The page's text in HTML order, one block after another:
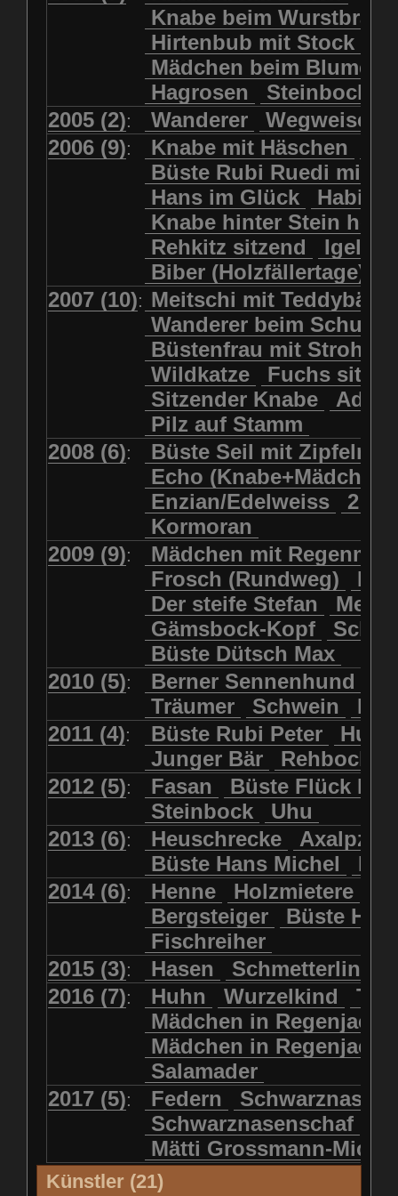
Mädchen beim Blumenpflücken
Mädchen in Regenjacke
Mädchen in Regenjacke und
Mädchen mit Regenmolch
Mädchen mit Schmetterling
Mätti Grossmann-Michel
Meitschi (Rundweg)
Meitschi mit Teddybär
Pilzfraueli Risetenmandli
Sitzender Knabe Tengeler
Wanderer
Wanderer beim Schuhbinden
Wegweiser Wilde Hilde
Wildhüter Wurzelkind
Luchs schreitend
Luchs sitzend Murmeltier
Murmeltiere Rehbockkopf
Rehkitz Rehkitz sitzend
Salamader Schmetterling
Schmetterlinge Schnecke
Schwarznasenschaf
Schwarznasenschaf mit Kalb
Steinbock
Steinbock Steinmarder
Uhu Uhu mit Jungen
Waschbär Wildkatze
Wolf Ziegenkopf
Knabe beim
Hirtenbub mit Stock
Mädchen beim
Hagrosen
Steinbock
2005 (2): Wanderer
Wegweiser
2006 (9): Knabe mit Häschen
Büste Rubi Ruedi mit
Hans im Glück
Knabe hinter Stein
Rehkitz sitzend
Igel
Biber (Holzfällertage)
2007 (10): Meitschi mit Teddybär
Wanderer beim
Büstenfrau mit Strohut
Wildkatze
Fuchs
Sitzender Knabe
Adler
Pilz auf Stamm
2008 (6):
Büste Seil mit
Echo
Enzian/Edelweiss
2
Kormoran
2009 (9):
Mädchen mit
Frosch (Rundweg)
Der steife Stefan
Gämsbock-Kopf
Büste Dütsch Max
2010 (5): Berner Sennenhund
Träumer
Schwein
2011 (4): Büste Rubi Peter
Junger Bär
2012 (5): Fasan
Büste Flück
Steinbock
Uhu
2013 (6): Heuschrecke
Büste Hans Michel
2014 (6): Henne Holzmietere
Bergsteiger
Büste HP
Fischreiher
2015 (3): Hasen Schmetterlinge
2016 (7): Huhn Wurzelkind
Mädchen in
Mädchen in Regenjacke
Salamader
2017 (5): Federn
Schwarznasenschaf
Mätti Grossmann-
Künstler (21)